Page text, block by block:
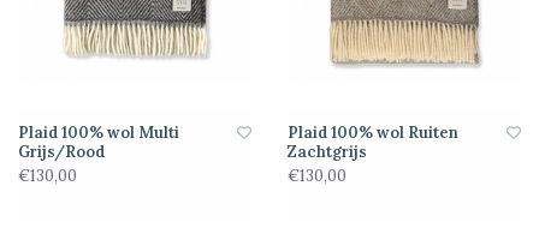
Plaid 100% wol Multi
Grijs/Rood
€130,00
Plaid 100% wol Ruiten
Zachtgrijs
€130,00